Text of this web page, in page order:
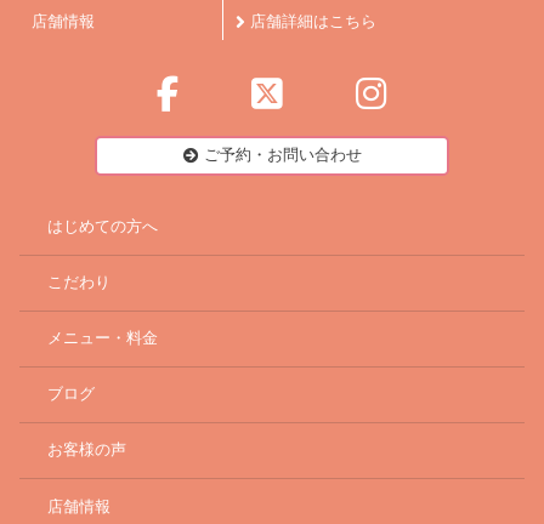
店舗情報 店舗詳細はこちら
ご予約・お問い合わせ
はじめての方へ
こだわり
メニュー・料金
ブログ
お客様の声
店舗情報